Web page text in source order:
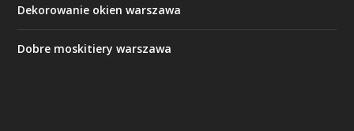
Dekorowanie okien warszawa
Dobre moskitiery warszawa